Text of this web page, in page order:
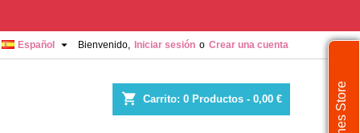
Bienvenido, Iniciar sesión o Crear una cuenta
Español 
shopping_cart Carrito: 0 Productos - 0,00 €